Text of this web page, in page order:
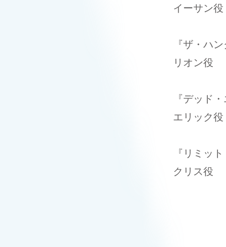
​イーサン役
『ザ・ハ
リオン役
『デッド
​エリック役
『リミッ